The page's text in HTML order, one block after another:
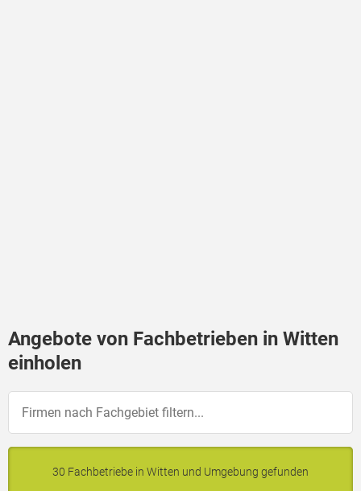
Angebote von Fachbetrieben in Witten
einholen
30 Fachbetriebe in Witten und Umgebung gefunden